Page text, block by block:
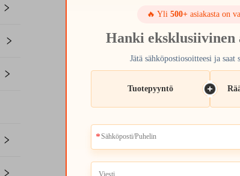
LCD -näyttömoduulit
TSD 7'' 7 tuumaa 1024x600
LCD Kosketusnäyttö Gen4-
🔥 Yli 500+asiakasta on
Hanki eksklusiivinen
Jätä sähköpostiosoitteesi ja saat
Tuotepyyntö